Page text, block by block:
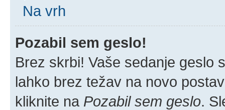
Na vrh
Pozabil sem geslo!
Brez skrbi! Vaše sedanje geslo
lahko brez težav na novo
kliknite na Pozabil sem geslo.